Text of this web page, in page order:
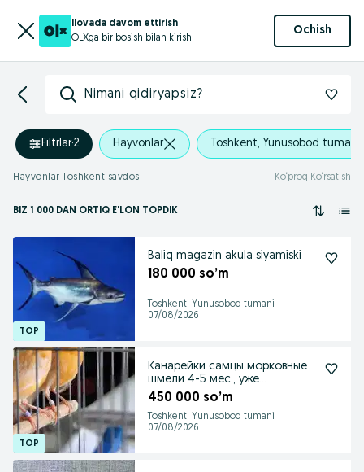
Ilovada davom ettirish
OLXga bir bosish bilan kirish
Ochish
Nimani qidiryapsiz?
Filtrlar·2 Hayvonlar Toshkent, Yunusobod tumani
Hayvonlar Toshkent savdosi Ko‘proq Ko‘rsatish
BIZ 1 000 DAN ORTIQ E'LON TOPDIK
Baliq magazin akula siyamiski
180 000 so’m
Toshkent, Yunusobod tumani
07/08/2026
Канарейки самцы морковные
шмели 4-5 мес., уже
подпевают
450 000 so’m
Toshkent, Yunusobod tumani
07/08/2026